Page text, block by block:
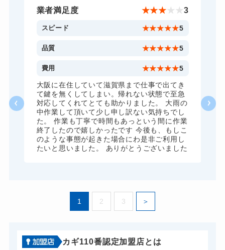
スーツケースカギ作成 8,800円～(税込)
金庫カギ開け 14,300円～(税込)
金庫カギ修理 11,000円～(税込)
11,000円～(税込)
8,800円～(税込)
ドアノブカギ開け 10,780円～(税込)
ドアノブカギ作成 8,800円～(税込)
ドアノブカギ交換 11,000円～(税込)
業者満足度 ★★★ ★ ★3
スピード ★★★★★5
品質 ★★★★★5
費用 ★★★★★5
大阪に在住していて滋賀県まで仕事で出てき
て鍵を無くしてしまい。帰れない状態で至急
対応してくれてとても助かりました。 大雨の
中作業して頂いて少し申し訳ない気持ちでし
た。 作業も丁寧で時間もあっという間に作業
終了したので嬉しかったです 今後も、もしこ
のような事態が起きた場合にわ是非ご利用し
たいと思いました。 ありがとうございました
1 2 3
カギ110番認定加盟店とは